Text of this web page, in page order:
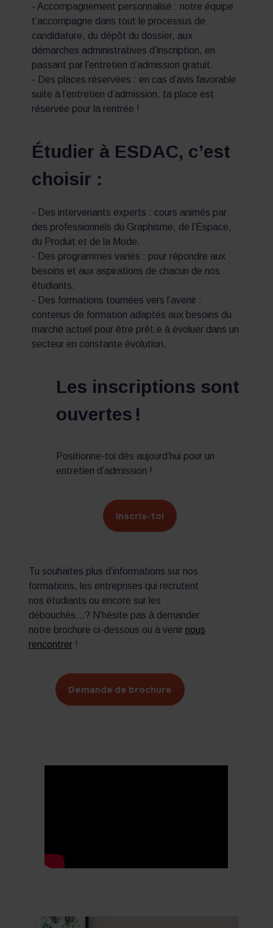
- Accompagnement personnalisé : notre équipe
t’accompagne dans tout le processus de
candidature, du dépôt du dossier, aux
démarches administratives d’inscription, en
passant par l’entretien d’admission gratuit.
- Des places réservées : en cas d’avis favorable
suite à l’entretien d’admission, ta place est
réservée pour la rentrée !
Étudier à ESDAC, c’est
choisir :
- Des intervenants experts : cours animés par
des professionnels du Graphisme, de l’Espace,
du Produit et de la Mode.
- Des programmes variés : pour répondre aux
besoins et aux aspirations de chacun de nos
étudiants.
- Des formations tournées vers l’avenir :
contenus de formation adaptés aux besoins du
marché actuel pour être prêt.e à évoluer dans un
secteur en constante évolution.
Les inscriptions sont
ouvertes !
Positionne-toi dès aujourd’hui pour un
entretien d’admission !
Inscris-toi
Tu souhaites plus d’informations sur nos
formations, les entreprises qui recrutent
nos étudiants ou encore sur les
débouchés…? N’hésite pas à demander
notre brochure ci-dessous ou à venir nous
rencontrer!
Demande de brochure